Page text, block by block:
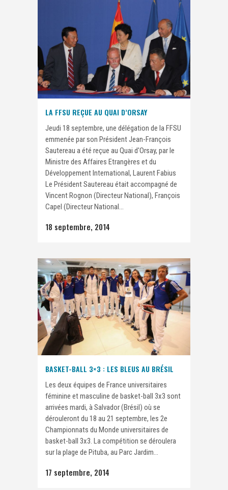
LA FFSU REÇUE AU QUAI D’ORSAY
Jeudi 18 septembre, une délégation de la FFSU
emmenée par son Président Jean-François
Sautereau a été reçue au Quai d'Orsay, par le
Ministre des Affaires Etrangères et du
Développement International, Laurent Fabius
Le Président Sautereau était accompagné de
Vincent Rognon (Directeur National), François
Capel (Directeur National...
18 septembre, 2014
BASKET-BALL 3×3 : LES BLEUS AU BRÉSIL
Les deux équipes de France universitaires
féminine et masculine de basket-ball 3x3 sont
arrivées mardi, à Salvador (Brésil) où se
dérouleront du 18 au 21 septembre, les 2e
Championnats du Monde universitaires de
basket-ball 3x3. La compétition se déroulera
sur la plage de Pituba, au Parc Jardim...
17 septembre, 2014